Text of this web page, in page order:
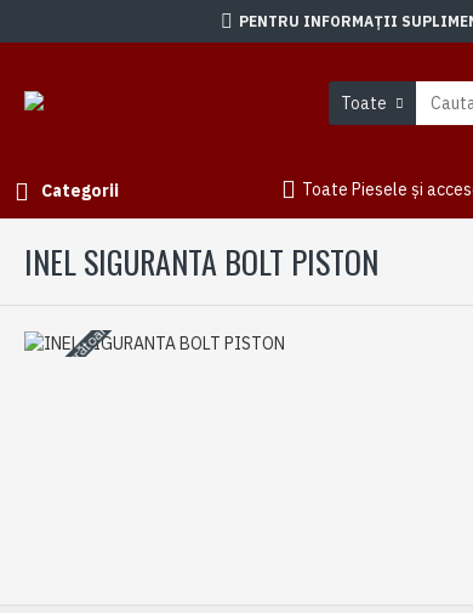
PENTRU INFORMAȚII
Toate
Categorii Toate Piesele și
INEL SIGURANTA BOLT PISTON
3-5 zile lucrătoare